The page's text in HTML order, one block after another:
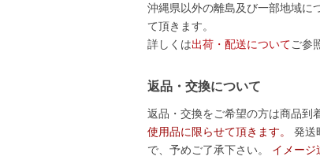
沖縄県以外の離島及び一部地域に
て頂きます。
詳しくは出荷・配送についてご参
返品・交換について
返品・交換をご希望の方は商品到
使用品に限らせて頂きます。
発送
で、予めご了承下さい。 イメージ